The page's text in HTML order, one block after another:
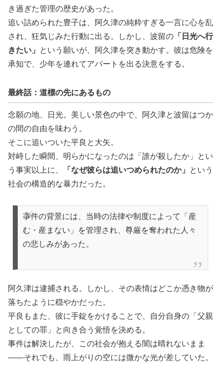
き過ぎた管理の歴史があった。
追い詰められた豊子は、阿久津の純粋すぎる一言に心を乱
され、狂気じみた行動に出る。しかし、波留の 「日光へ行
きたい」
という願いが、阿久津を突き動かす。彼は危険を
承知で、少年を連れてアパートを出る決意をする。
最終話：道標の先にあるもの
念願の地、日光。美しい景色の中で、阿久津と波留はつか
の間の自由を味わう。
そこに追いついた平良と大矢。
対峙した瞬間、明らかになったのは「誰が殺したか」とい
う事実以上に、
「なぜ彼らは追いつめられたのか」
という
社会の構造的な暴力だった。
事件の背景には、当時の法律や制度によって「産
む・産まない」を管理され、尊厳を奪われた人々
の悲しみがあった。
阿久津は逮捕される。しかし、その表情はどこか憑き物が
落ちたように穏やかだった。
平良もまた、彼に手錠をかけることで、自分自身の「父親
としての罪」と向き合う覚悟を決める。
事件は解決したが、この社会が抱える闇は晴れないまま
——それでも、雨上がりの空には微かな光が差していた。